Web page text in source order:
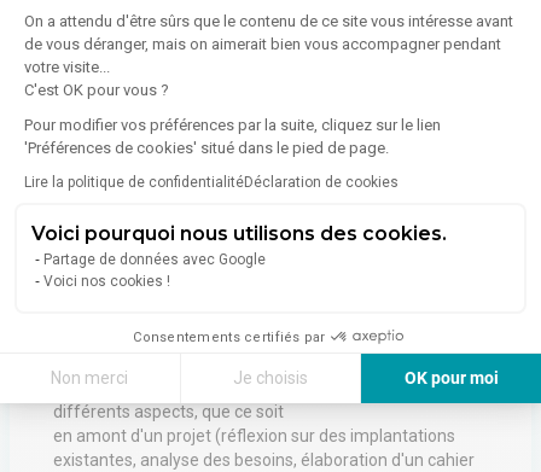
On a attendu d'être sûrs que le contenu de ce site vous intéresse avant
de vous déranger, mais on aimerait bien vous accompagner pendant
votre visite...
C'est OK pour vous ?
Pour modifier vos préférences par la suite, cliquez sur le lien
'Préférences de cookies' situé dans le pied de page.
Lire la politique de confidentialitéDéclaration de cookies
Voici pourquoi nous utilisons des cookies.
Partage de données avec Google
Voici nos cookies !
Consentements certifiés par
Non merci Je choisis
OK pour moi
Axeptio consent
Plateforme de Gestion du Consentement : Personnalisez vos Options
Notre plateforme vous permet d'adapter et de gérer vos paramètres
À propos de l'agence
ACASAVIVA
8 Rue Du Val De Grâce
Voir toutes les annonces de l'agence
Nous intervenons en IMMOBILIER D'ENTREPRISE sur
différents aspects, que ce soit
en amont d'un projet (réflexion sur des implantations
existantes, analyse des besoins, élaboration d'un cahier